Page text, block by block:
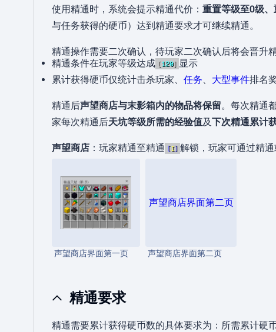
使用精通时，系统会提示精通代价： 重置等级至0级
与任务获得的硬币）达到精通要求才可继续精通。
精通操作需要二次确认，待玩家二次确认后将会晋升精
精通条件在玩家等级达成 [120] 显示
累计获得硬币仅统计击杀玩家、 任务、 大型事件排名
精通后声望商店与末影箱内的物品将保留。每次精通
家每次精通后天坑等级所需的经验值及下次精通累计
声望商店 ：玩家精通至精通 [I] 解锁，玩家可通过精
声望商店界面第一页
声望商店界面第二页
声望商店界面第二页
精通要求
精通需要累计获得硬币数的具体要求为： 所需累计硬